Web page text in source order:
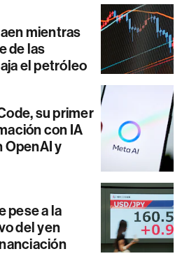
mientras
de las
el petróleo
su primer
con IA
OpenAI y
pese a la
del yen